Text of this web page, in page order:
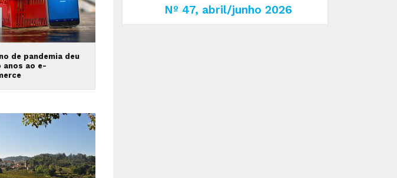
de pandemia deu
anos ao e-
Nº 47, abril/junho 2026